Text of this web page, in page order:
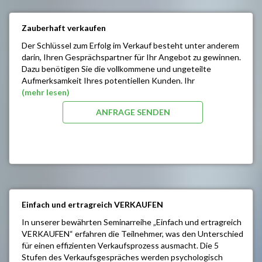
sind unsichtbar
Evolutionäre Beweggründe: Wie die richtige
Einstellung Ihr Leben verändert
Vertieftes Körperverständnis
Tiefgreifende Vitalisierung
Erkennen von Entwicklungssymbolen
Anleitung zur Verhaltensänderung
Persönlicher Masterplan zur Bewältigung der
persönlichen Stressoren
Einführung in die Welt der unterschiedlichen
Erkennen (lesen) der unterschiedlichen Kunden /
Mitarbeiter Typen
Entwicklung von typologischen Verkaufsstrategien /
Verhalten
Was bedeutet dieses Wissen für die
Führungsverantwortung
Die unterschiedlichen Mitarbeitergespräche (Lob,
Kritik, Ziele) typologisch richtig vorbereiten und
Zauberhaft verkaufen
Der Schlüssel zum Erfolg im Verkauf besteht unter anderem
darin, Ihren Gesprächspartner für Ihr Angebot zu gewinnen.
Dazu benötigen Sie die vollkommene und ungeteilte
Aufmerksamkeit Ihres potentiellen Kunden. Ihr
„Verkaufsdialog“ sollte einen „roten Faden“ und einen
ausgewogenen Spannungsbogen haben.
Seminarinhalt / Ziele
Zeit
Sie erlernen 5 Zauberkunststücke für Ihre berufliche
Verkaufsgespräche lebendig und motiviert
durchführen
(mehr lesen)
ANFRAGE SENDEN
Einfach und ertragreich VERKAUFEN
In unserer bewährten Seminarreihe „Einfach und ertragreich
VERKAUFEN“ erfahren die Teilnehmer, was den Unterschied
für einen effizienten Verkaufsprozess ausmacht. Die 5
Stufen des Verkaufsgespräches werden psychologisch